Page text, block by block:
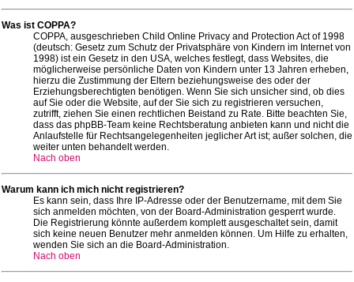
Was ist COPPA?
COPPA, ausgeschrieben Child Online Privacy and Protection Act of 1998
(deutsch: Gesetz zum Schutz der Privatsphäre von Kindern im Internet von
1998) ist ein Gesetz in den USA, welches festlegt, dass Websites, die
möglicherweise persönliche Daten von Kindern unter 13 Jahren erheben,
hierzu die Zustimmung der Eltern beziehungsweise des oder der
Erziehungsberechtigten benötigen. Wenn Sie sich unsicher sind, ob dies
auf Sie oder die Website, auf der Sie sich zu registrieren versuchen,
zutrifft, ziehen Sie einen rechtlichen Beistand zu Rate. Bitte beachten Sie,
dass das phpBB-Team keine Rechtsberatung anbieten kann und nicht die
Anlaufstelle für Rechtsangelegenheiten jeglicher Art ist; außer solchen, die
weiter unten behandelt werden.
Nach oben
Warum kann ich mich nicht registrieren?
Es kann sein, dass Ihre IP-Adresse oder der Benutzername, mit dem Sie
sich anmelden möchten, von der Board-Administration gesperrt wurde.
Die Registrierung könnte außerdem komplett ausgeschaltet sein, damit
sich keine neuen Benutzer mehr anmelden können. Um Hilfe zu erhalten,
wenden Sie sich an die Board-Administration.
Nach oben